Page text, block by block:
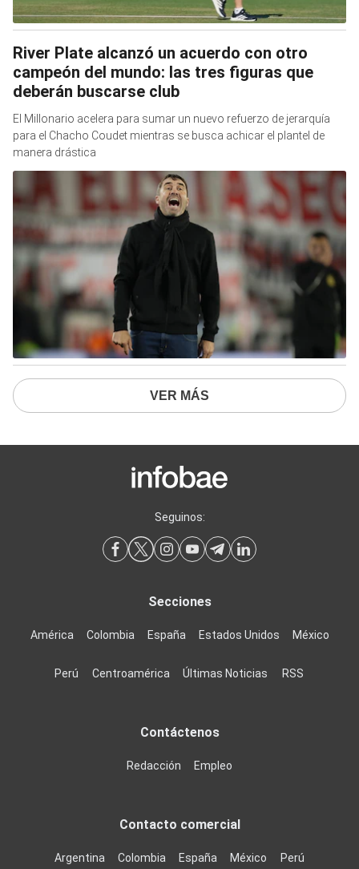
River Plate alcanzó un acuerdo con otro
campeón del mundo: las tres figuras que
deberán buscarse club
El Millonario acelera para sumar un nuevo refuerzo de jerarquía
para el Chacho Coudet mientras se busca achicar el plantel de
manera drástica
VER MÁS
Seguinos:
Secciones
América Colombia España Estados Unidos México
Perú Centroamérica Últimas Noticias RSS
Contáctenos
Redacción Empleo
Contacto comercial
Argentina Colombia España México Perú